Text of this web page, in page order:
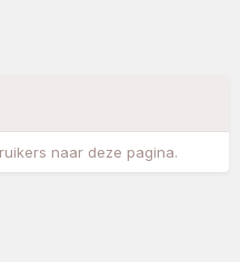
naar deze pagina.